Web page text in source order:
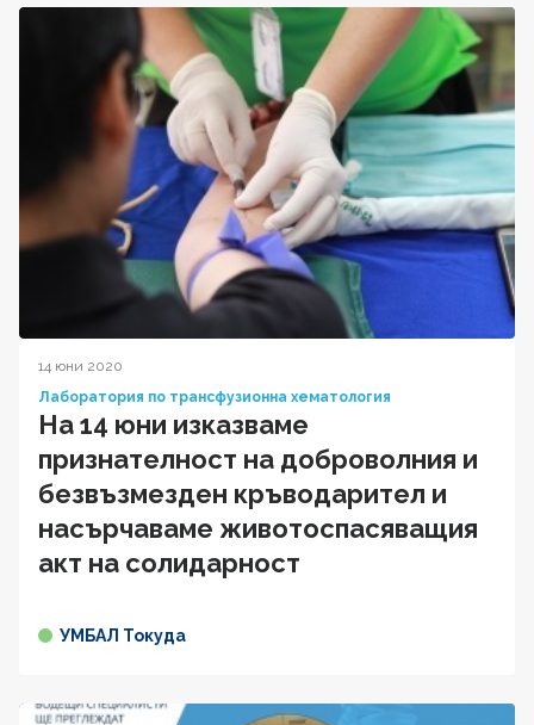
14 юни 2020
Лаборатория по трансфузионна хематология
На 14 юни изказваме
признателност на доброволния и
безвъзмезден кръводарител и
насърчаваме животоспасяващия
акт на солидарност
УМБАЛ Токуда